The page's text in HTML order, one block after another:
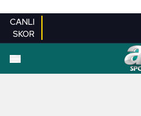
CANLI
SKOR
EN YENILER